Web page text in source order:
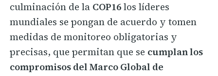
culminación de la COP16los líderes
mundiales se pongan de acuerdo y tomen
medidas de monitoreo obligatorias y
precisas, que permitan que se cumplan los
compromisos del Marco Global de